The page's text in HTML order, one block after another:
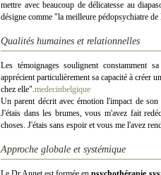
mettre avec beaucoup de délicatesse au
désigne comme "la meilleure pédopsychiatre
Qualités humaines et relationnelles
Les témoignages soulignent constamment
apprécient particulièrement sa capacité à créer
chez elle". medecinbelgique
Un parent décrit avec émotion l'impact de
J'étais dans les brumes, vous m'avez fait
choses. J'étais sans espoir et vous me l'avez
Approche globale et systémique